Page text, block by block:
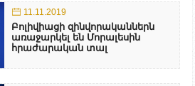
11.11.2019
Բոլիվիացի զինվորականներն
առաջարկել են Մորալեսին
հրաժարական տալ